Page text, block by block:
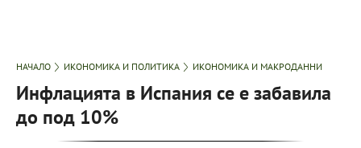
НАЧАЛО ИКОНОМИКА И ПОЛИТИКА ИКОНОМИКА И МАКРОДАННИ
Инфлацията в Испания се е забавила
до под 10%